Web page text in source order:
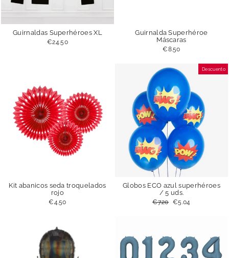
Guirnaldas Superhéroes XL
€24.50
Guirnalda Superhéroe
Máscaras
€8.50
Kit abanicos seda troquelados
rojo
€4.50
Descuento
Globos ECO azul superhéroes
/ 5 uds.
Precio
€7.20 Precio
€5.04